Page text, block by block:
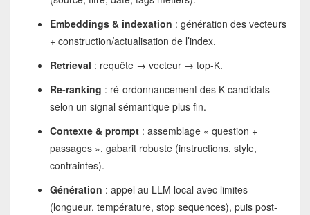
Embeddings & indexation : génération des vecteurs
+ construction/actualisation de l’index.
Retrieval : requête → vecteur → top-K.
Re-ranking : ré-ordonnancement des K candidats
selon un signal sémantique plus fin.
Contexte & prompt: assemblage « question +
passages », gabarit robuste (instructions, style,
contraintes).
Génération : appel au LLM local avec limites
(longueur, température, stop sequences), puis post-